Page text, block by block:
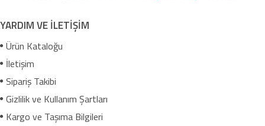
YARDIM VE İLETİŞİM
Ürün Kataloğu
İletişim
Sipariş Takibi
Gizlilik ve Kullanım Şartları
Kargo ve Taşıma Bilgileri